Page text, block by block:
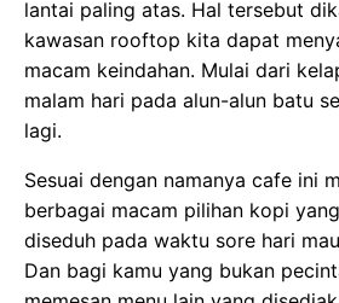
lantai paling atas. Hal tersebut
kawasan rooftop kita dapat
macam keindahan. Mulai dari
malam hari pada alun-alun batu
lagi.
Sesuai dengan namanya cafe ini
berbagai macam pilihan kopi
diseduh pada waktu sore hari
Dan bagi kamu yang bukan